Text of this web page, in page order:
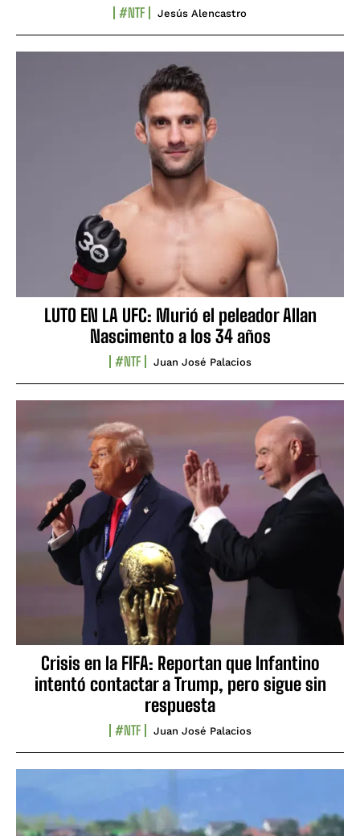
#NTF Jesús Alencastro
LUTO EN LA UFC: Murió el peleador Allan
Nascimento a los 34 años
#NTF Juan José Palacios
Crisis en la FIFA: Reportan que Infantino
intentó contactar a Trump, pero sigue sin
respuesta
#NTF Juan José Palacios